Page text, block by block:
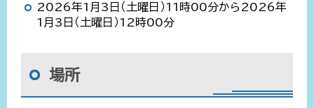
2026年1月3日（土曜日）11時00分から2026年
1月3日（土曜日）12時00分
場所